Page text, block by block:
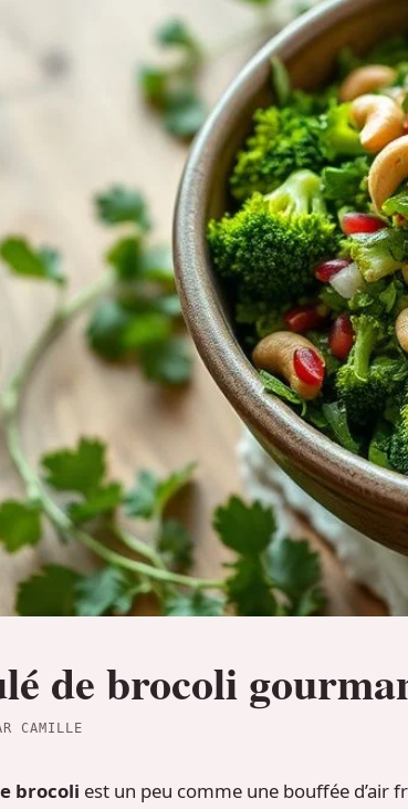
de brocoli
CAMILLE
brocoli est un peu comme une bouffée d’air